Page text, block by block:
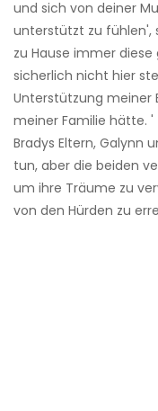
und sich von deiner
unterstützt zu fühlen',
zu Hause immer
sicherlich nicht hier
Unterstützung meiner
meiner Familie hätte. '
Bradys Eltern, Galynn
tun, aber die beiden
um ihre Träume zu
von den Hürden zu